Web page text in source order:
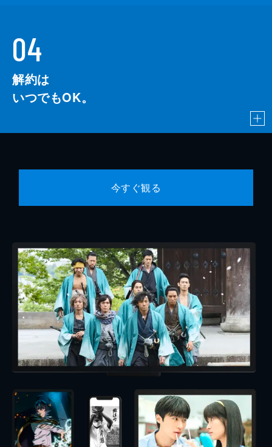
04
解約は
いつでもOK。
今すぐ観る